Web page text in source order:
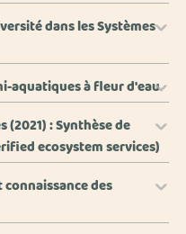
dans les Systèmes
aquatiques à fleur d'eau
(2021) : Synthèse de
ecosystem services)
des